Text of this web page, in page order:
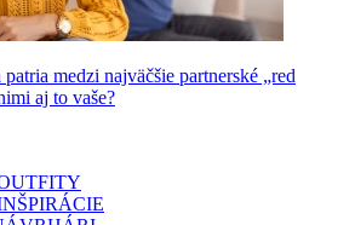
medzi najväčšie partnerské „red
aj to vaše?